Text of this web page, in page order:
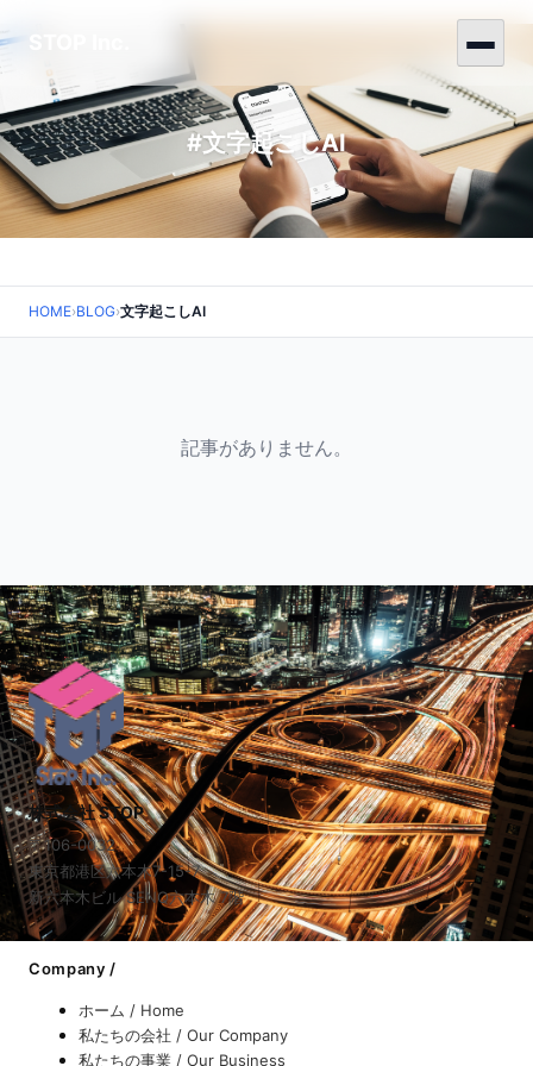
#文字起こしAI
HOME›BLOG›文字起こしAI
記事がありません。
株式会社 STOP
〒106-0032
東京都港区六本木7-15-7
新六本木ビル SENQ六本木 7階
Company /
ホーム / Home
私たちの会社 / Our Company
私たちの事業 / Our Business